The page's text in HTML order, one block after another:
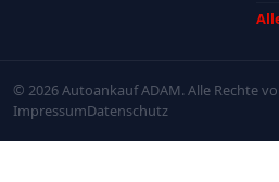
© 2026 Autoankauf ADAM. Alle Rechte
ImpressumDatenschutz